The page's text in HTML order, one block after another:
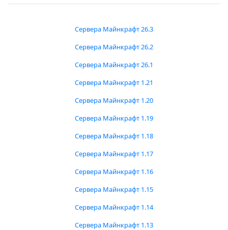
Сервера Майнкрафт 26.3
Сервера Майнкрафт 26.2
Сервера Майнкрафт 26.1
Сервера Майнкрафт 1.21
Сервера Майнкрафт 1.20
Сервера Майнкрафт 1.19
Сервера Майнкрафт 1.18
Сервера Майнкрафт 1.17
Сервера Майнкрафт 1.16
Сервера Майнкрафт 1.15
Сервера Майнкрафт 1.14
Сервера Майнкрафт 1.13